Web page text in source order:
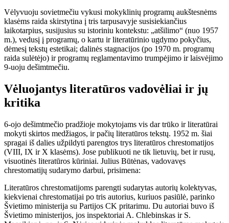
Vėlyvuoju sovietmečiu vykusi mokyklinių programų aukštesnėms
klasėms raida skirstytina į tris tarpusavyje susisiekiančius
laikotarpius, susijusius su istoriniu kontekstu: „atšilimo“ (nuo 1957
m.), vedusį į programų, o kartu ir literatūrinio ugdymo pokyčius,
dėmesį tekstų estetikai; dalinės stagnacijos (po 1970 m. programų
raida sulėtėjo) ir programų reglamentavimo trumpėjimo ir laisvėjimo
9-uoju dešimtmečiu.
Vėluojantys literatūros vadovėliai ir jų
kritika
6-ojo dešimtmečio pradžioje mokytojams vis dar trūko ir literatūrai
mokyti skirtos medžiagos, ir pačių literatūros tekstų. 1952 m. šiai
spragai iš dalies užpildyti parengtos trys literatūros chrestomatijos
(VIII, IX ir X klasėms). Jose publikuoti ne tik lietuvių, bet ir rusų,
visuotinės literatūros kūriniai. Julius Būtėnas, vadovavęs
chrestomatijų sudarymo darbui, prisimena:
Literatūros chrestomatijoms parengti sudarytas autorių kolektyvas,
kiekvienai chrestomatijai po tris autorius, kuriuos pasiūlė, parinko
Švietimo ministerija su Partijos CK pritarimu. Du autoriai buvo iš
Švietimo ministerijos, jos inspektoriai A. Chlebinskas ir S.